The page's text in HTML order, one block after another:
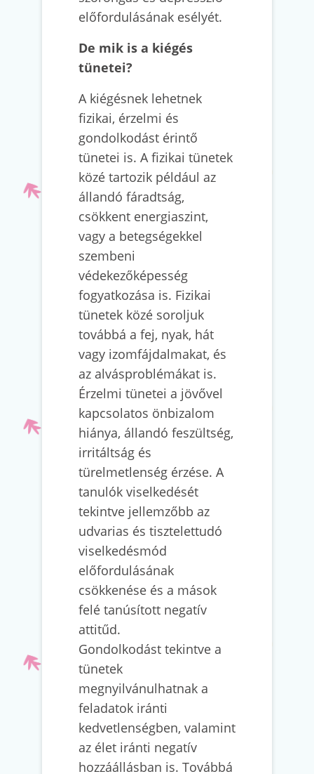
előfordulásának esélyét.
De mik is a kiégés
tünetei?
A kiégésnek lehetnek
fizikai, érzelmi és
gondolkodást érintő
tünetei is. A fizikai tünetek
közé tartozik például az
állandó fáradtság,
csökkent energiaszint,
vagy a betegségekkel
szembeni
védekezőképesség
fogyatkozása is. Fizikai
tünetek közé soroljuk
továbbá a fej, nyak, hát
vagy izomfájdalmakat, és
az alvásproblémákat is.
Érzelmi tünetei a jövővel
kapcsolatos önbizalom
hiánya, állandó feszültség,
irritáltság és
türelmetlenség érzése. A
tanulók viselkedését
tekintve jellemzőbb az
udvarias és tisztelettudó
viselkedésmód
előfordulásának
csökkenése és a mások
felé tanúsított negatív
attitűd.
Gondolkodást tekintve a
tünetek
megnyilvánulhatnak a
feladatok iránti
kedvetlenségben, valamint
az élet iránti negatív
hozzáállásban is. Továbbá